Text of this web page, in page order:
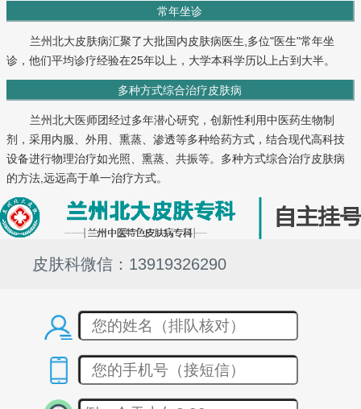
常年坐诊
兰州北大皮肤病汇聚了大批国内皮肤病医生,多位"医生"常年坐
诊，他们平均诊疗经验在25年以上，大学本科学历以上占到大半。
多种方式综合治疗皮肤病
兰州北大医师团经过多年潜心研究，创新性利用中医药生物制
剂，采用内服、外用、熏蒸、渗透等多种给药方式，结合现代高科技
设备进行物理治疗如光照、熏蒸、共振等。多种方式综合治疗皮肤病
的方法,远远高于单一治疗方式。
皮肤科微信：13919326290